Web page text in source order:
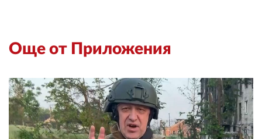
Още от Приложения